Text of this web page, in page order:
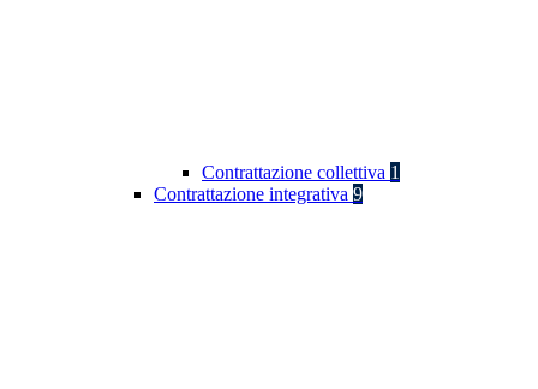
Contrattazione collettiva 1
Contrattazione integrativa 9